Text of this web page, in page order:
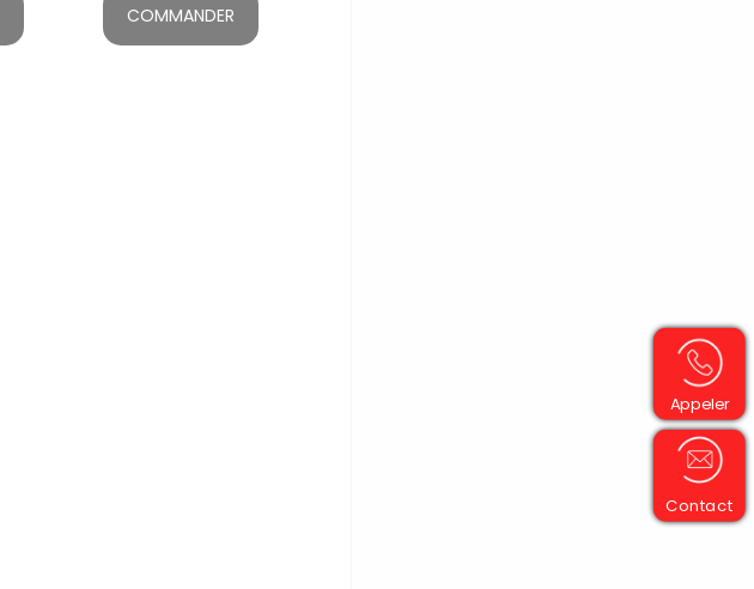
COMMANDER
Appeler
Contact